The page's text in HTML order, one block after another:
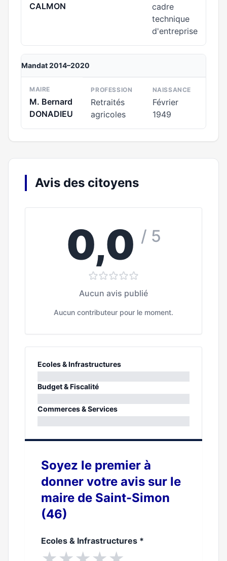
CALMON
cadre
technique
d'entreprise
Mandat 2014–2020
MAIRE
M. Bernard
DONADIEU
PROFESSION
Retraités
agricoles
NAISSANCE
Février
1949
Avis des citoyens
0,0 / 5
Aucun avis publié
Aucun contributeur pour le moment.
Ecoles & Infrastructures
0%
Budget & Fiscalité
0%
Commerces & Services
Soyez le premier à
donner votre avis sur le
maire de Saint-Simon
(46)
Ecoles & Infrastructures *